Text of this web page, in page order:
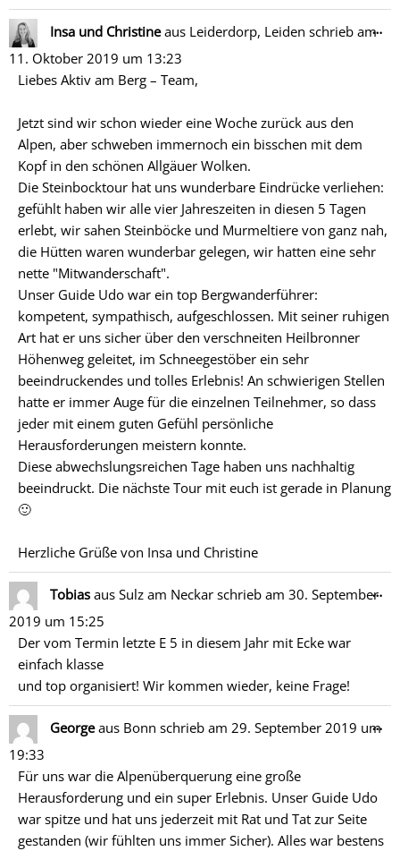
Insa und Christineaus Leiderdorp, Leiden schrieb am
11. Oktober 2019 um 13:23
Liebes Aktiv am Berg – Team,
Jetzt sind wir schon wieder eine Woche zurück aus den
Alpen, aber schweben immernoch ein bisschen mit dem
Kopf in den schönen Allgäuer Wolken.
Die Steinbocktour hat uns wunderbare Eindrücke verliehen:
gefühlt haben wir alle vier Jahreszeiten in diesen 5 Tagen
erlebt, wir sahen Steinböcke und Murmeltiere von ganz nah,
die Hütten waren wunderbar gelegen, wir hatten eine sehr
nette "Mitwanderschaft".
Unser Guide Udo war ein top Bergwanderführer:
kompetent, sympathisch, aufgeschlossen. Mit seiner ruhigen
Art hat er uns sicher über den verschneiten Heilbronner
Höhenweg geleitet, im Schneegestöber ein sehr
beeindruckendes und tolles Erlebnis! An schwierigen Stellen
hatte er immer Auge für die einzelnen Teilnehmer, so dass
jeder mit einem guten Gefühl persönliche
Herausforderungen meistern konnte.
Diese abwechslungsreichen Tage haben uns nachhaltig
beeindruckt. Die nächste Tour mit euch ist gerade in Planung
🙂
Herzliche Grüße von Insa und Christine
…
Tobias aus Sulz am Neckar schrieb am 30. September
2019 um 15:25
Der vom Termin letzte E 5 in diesem Jahr mit Ecke war
einfach klasse
und top organisiert! Wir kommen wieder, keine Frage!
…
Georgeaus Bonn schrieb am 29. September 2019 um
19:33
Für uns war die Alpenüberquerung eine große
Herausforderung und ein super Erlebnis. Unser Guide Udo
war spitze und hat uns jederzeit mit Rat und Tat zur Seite
gestanden (wir fühlten uns immer Sicher). Alles war bestens
…